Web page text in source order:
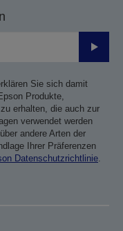
Sie sich damit
Produkte,
erhalten, die auch zur
verwendet werden
andere Arten der
Ihrer Präferenzen
Datenschutzrichtlinie.